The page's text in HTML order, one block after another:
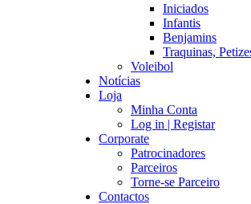
Iniciados
Infantis
Benjamins
Traquinas,
Voleibol
Notícias
Loja
Minha Conta
Log in | Registar
Corporate
Patrocinadores
Parceiros
Torne-se Parceiro
Contactos